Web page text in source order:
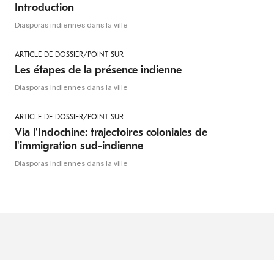
Introduction
Diasporas indiennes dans la ville
ARTICLE DE DOSSIER/POINT SUR
Les étapes de la présence indienne
Diasporas indiennes dans la ville
ARTICLE DE DOSSIER/POINT SUR
Via l'Indochine: trajectoires coloniales de
l'immigration sud-indienne
Diasporas indiennes dans la ville